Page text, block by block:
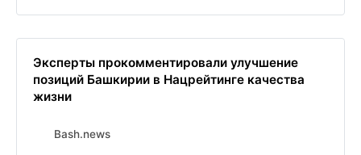
Эксперты прокомментировали улучшение
позиций Башкирии в Нацрейтинге качества
жизни
Bash.news